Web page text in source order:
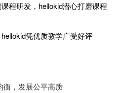
程研发，hellokid潜心打磨课程
凭优质教学广受好评
衡，发展公平高质